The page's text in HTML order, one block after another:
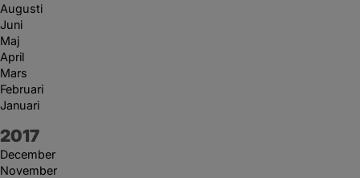
Augusti
Juni
Maj
April
Mars
Februari
Januari
År:
2017
December
November